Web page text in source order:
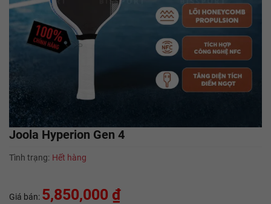
Joola Hyperion Gen 4
Tình trạng: Hết hàng
Giá bán: 5,850,000 ₫